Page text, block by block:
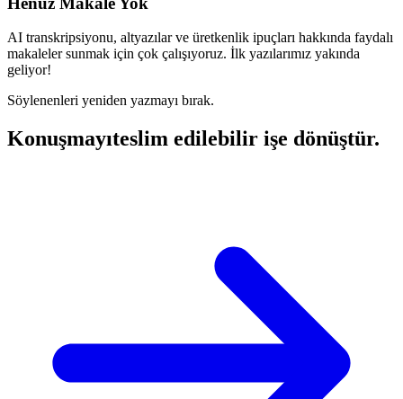
AI transkripsiyonu, altyazılar ve üretkenlik ipuçları hakkında faydalı
makaleler sunmak için çok çalışıyoruz. İlk yazılarımız yakında
geliyor!
Söylenenleri yeniden yazmayı bırak.
Konuşmayıteslim edilebilir işe dönüştür.